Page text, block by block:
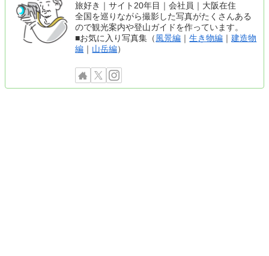
旅好き｜サイト20年目｜会社員｜大阪在住
全国を巡りながら撮影した写真がたくさんある
ので観光案内や登山ガイドを作っています。
■お気に入り写真集（ 風景編 ｜生き物編 ｜建造物
編 ｜ 山岳編）